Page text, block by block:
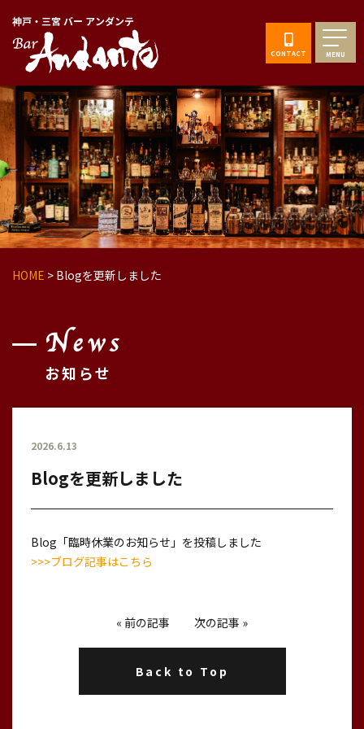
神戸・三宮 バー アンダンテ
CONTACT MENU
HOME > Blogを更新しました
News
お知らせ
2026.6.13
Blogを更新しました
Blog「臨時休業のお知らせ」を投稿しました
>>>ブログ記事はこちら
« 前の記事 次の記事 »
Back to Top